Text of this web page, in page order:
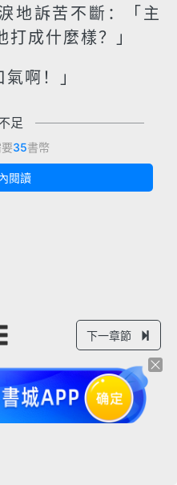
地訴苦不斷：「主
成什麼樣？」
啊！」
足
35書幣
閱讀
下一章節